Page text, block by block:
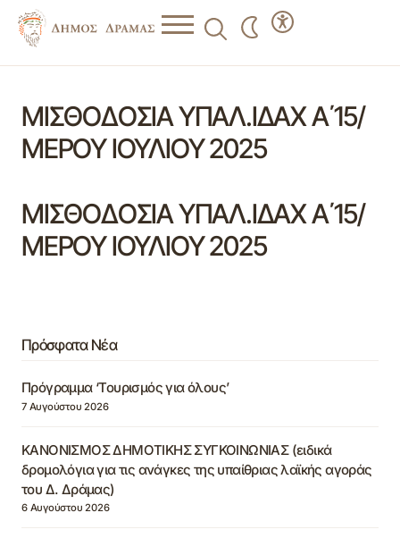
ΜΙΣΘΟΔΟΣΙΑ ΥΠΑΛ.ΙΔΑΧ Α΄15/
ΜΕΡΟΥ ΙΟΥΛΙΟΥ 2025
ΜΙΣΘΟΔΟΣΙΑ ΥΠΑΛ.ΙΔΑΧ Α΄15/
ΜΕΡΟΥ ΙΟΥΛΙΟΥ 2025
Πρόσφατα Νέα
Πρόγραμμα ‘Τουρισμός για όλους’
7 Αυγούστου 2026
ΚΑΝΟΝΙΣΜΟΣ ΔΗΜΟΤΙΚΗΣ ΣΥΓΚΟΙΝΩΝΙΑΣ (ειδικά
δρομολόγια για τις ανάγκες της υπαίθριας λαϊκής αγοράς
του Δ. Δράμας)
6 Αυγούστου 2026